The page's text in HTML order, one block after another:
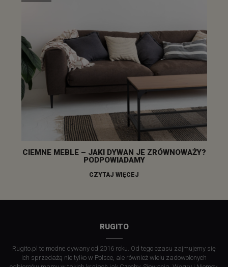
CIEMNE MEBLE – JAKI DYWAN JE ZRÓWNOWAŻY?
PODPOWIADAMY
CZYTAJ WIĘCEJ
RUGITO
Rugito.pl to modne dywany od 2016 roku. Od tego czasu zajmujemy się
ich sprzedażą nie tylko w Polsce, ale również wielu zadowolonych